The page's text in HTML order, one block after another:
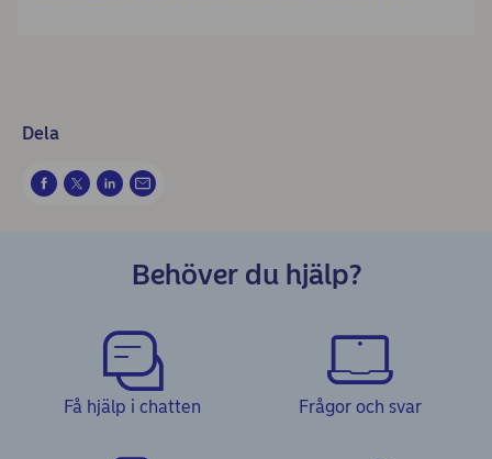
Dela
Behöver du hjälp?
Få hjälp i chatten Frågor och svar